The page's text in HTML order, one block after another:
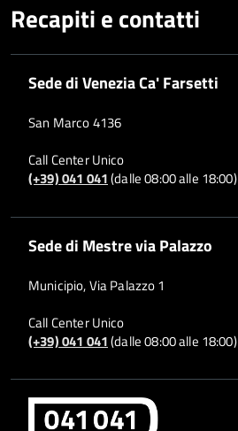
Recapiti e contatti
Sede di Venezia Ca' Farsetti
San Marco 4136
Call Center Unico
(+39) 041 041(dalle 08:00 alle 18:00)
Sede di Mestre via Palazzo
Municipio, Via Palazzo 1
Call Center Unico
(+39) 041 041(dalle 08:00 alle 18:00)